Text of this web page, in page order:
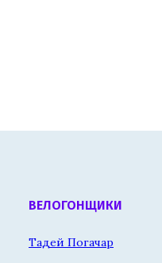
ВЕЛОГОНЩИКИ
Тадей Погачар